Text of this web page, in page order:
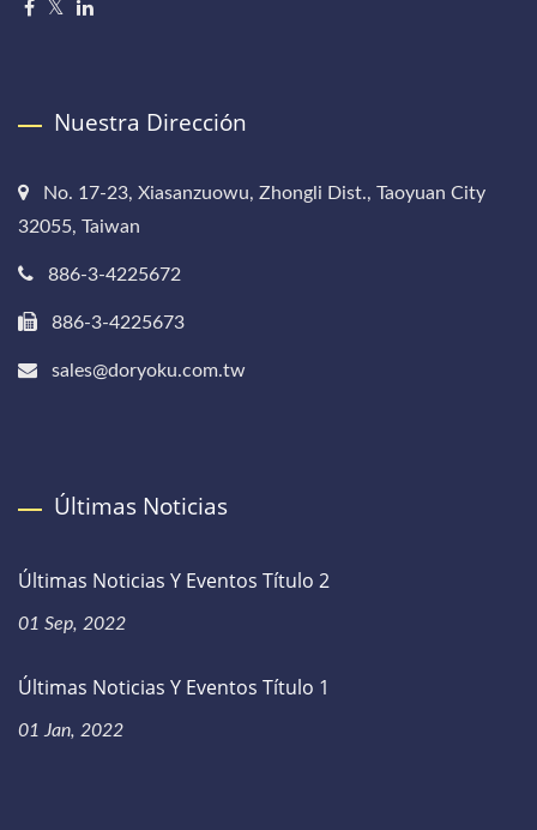
Nuestra Dirección
No. 17-23, Xiasanzuowu, Zhongli Dist., Taoyuan City
32055, Taiwan
886-3-4225672
886-3-4225673
sales@doryoku.com.tw
Últimas Noticias
Últimas Noticias Y Eventos Título 2
01 Sep, 2022
Últimas Noticias Y Eventos Título 1
01 Jan, 2022